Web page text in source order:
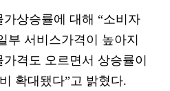
상승률에 대해 “소비자
부 서비스가격이 높아지
격도 오르면서 상승률이
확대됐다”고 밝혔다.